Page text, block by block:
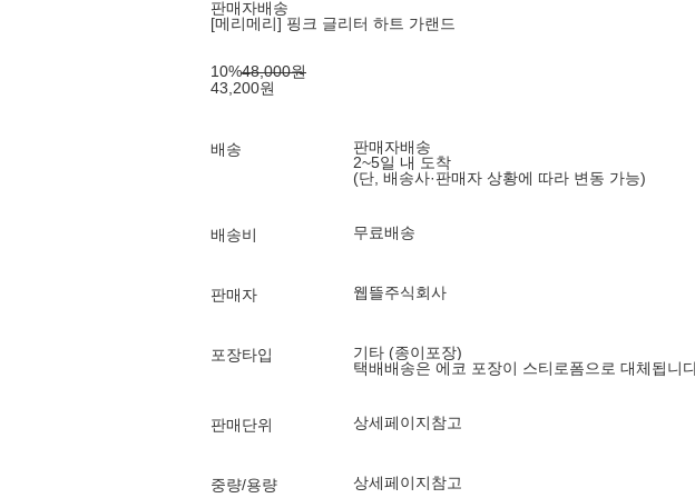
판매자배송
[메리메리] 핑크 글리터 하트 가랜드
10%48,000원
43,200원
배송
판매자배송
2~5일 내 도착
(단, 배송사·판매자 상황에 따라 변동 가능)
배송비 무료배송
판매자 웹뜰주식회사
포장타입
기타 (종이포장)
택배배송은 에코 포장이 스티로폼으로 대체됩니
판매단위 상세페이지참고
중량/용량 상세페이지참고